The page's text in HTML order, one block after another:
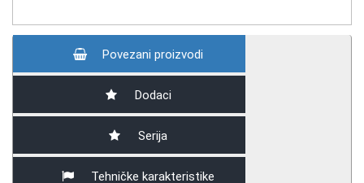
Povezani proizvodi
Dodaci
Serija
Tehničke karakteristike